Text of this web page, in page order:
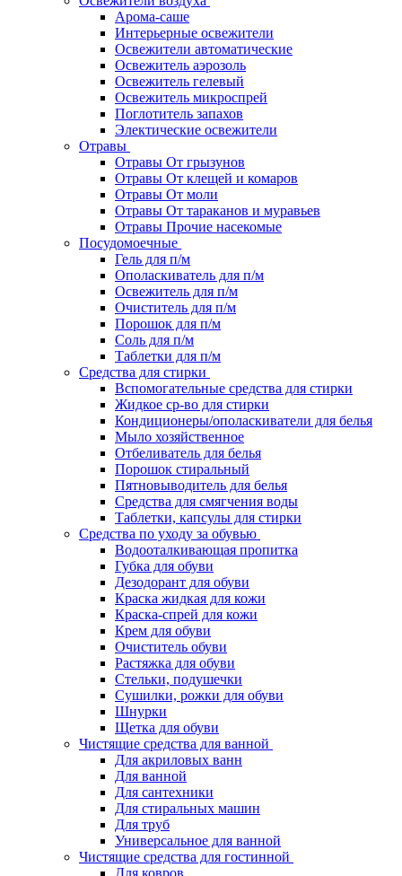
Арома-саше
Интерьерные освежители
Освежители автоматические
Освежитель аэрозоль
Освежитель гелевый
Освежитель микроспрей
Поглотитель запахов
Электические освежители
Отравы
Отравы От грызунов
Отравы От клещей и комаров
Отравы От моли
Отравы От тараканов и муравьев
Отравы Прочие насекомые
Посудомоечные
Гель для п/м
Ополаскиватель для п/м
Освежитель для п/м
Очиститель для п/м
Порошок для п/м
Соль для п/м
Таблетки для п/м
Средства для стирки
Вспомогательные средства для стирки
Жидкое ср-во для стирки
Кондиционеры/ополаскиватели для белья
Мыло хозяйственное
Отбеливатель для белья
Порошок стиральный
Пятновыводитель для белья
Средства для смягчения воды
Таблетки, капсулы для стирки
Средства по уходу за обувью
Водооталкивающая пропитка
Губка для обуви
Дезодорант для обуви
Краска жидкая для кожи
Краска-спрей для кожи
Крем для обуви
Очиститель обуви
Растяжка для обуви
Стельки, подушечки
Сушилки, рожки для обуви
Шнурки
Щетка для обуви
Чистящие средства для ванной
Для акриловых ванн
Для ванной
Для сантехники
Для стиральных машин
Для труб
Универсальное для ванной
Чистящие средства для гостинной
Для ковров